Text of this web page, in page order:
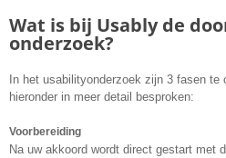
Wat is bij Usably de
onderzoek?
In het usabilityonderzoek zijn 3 fasen te
hieronder in meer detail besproken:
Voorbereiding
Na uw akkoord wordt direct gestart met